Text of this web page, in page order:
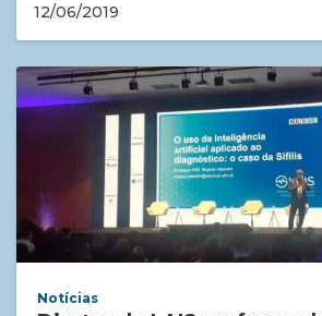
12/06/2019
Notícias